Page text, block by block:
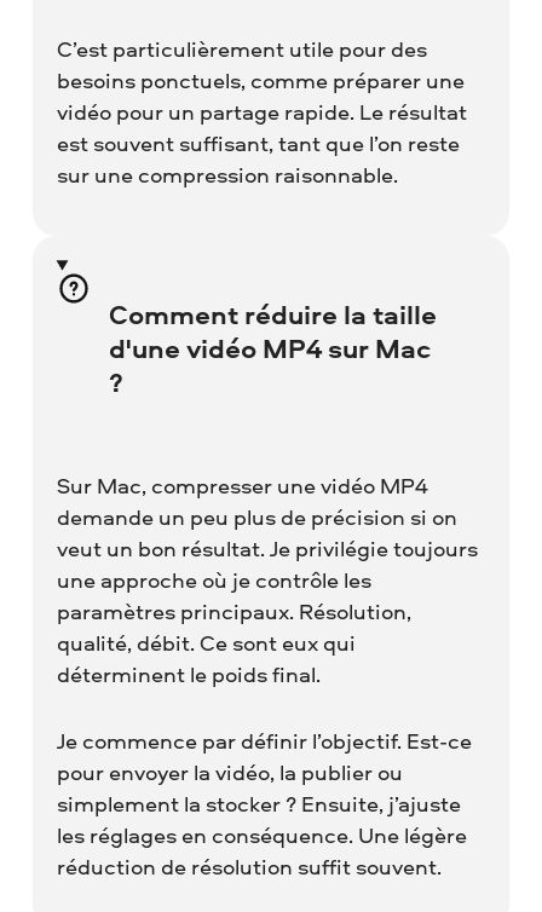
C’est particulièrement utile pour des
besoins ponctuels, comme préparer une
vidéo pour un partage rapide. Le résultat
est souvent suffisant, tant que l’on reste
sur une compression raisonnable.
Comment réduire la taille
d'une vidéo MP4 sur Mac
?
Sur Mac, compresser une vidéo MP4
demande un peu plus de précision si on
veut un bon résultat. Je privilégie toujours
une approche où je contrôle les
paramètres principaux. Résolution,
qualité, débit. Ce sont eux qui
déterminent le poids final.
Je commence par définir l’objectif. Est-ce
pour envoyer la vidéo, la publier ou
simplement la stocker ? Ensuite, j’ajuste
les réglages en conséquence. Une légère
réduction de résolution suffit souvent.